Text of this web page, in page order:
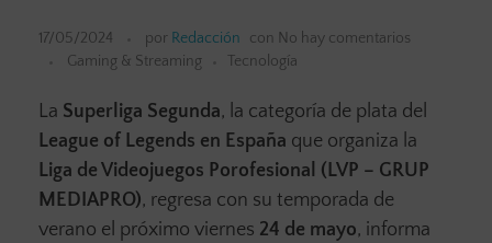
17/05/2024 por Redacción con No hay comentarios
Gaming & Streaming
Tecnología
La Superliga Segunda, la categoría de plata del
League of Legends en España que organiza la
Liga de Videojuegos Porofesional (LVP – GRUP
MEDIAPRO), regresa con su temporada de
verano el próximo viernes 24 de mayo, informa